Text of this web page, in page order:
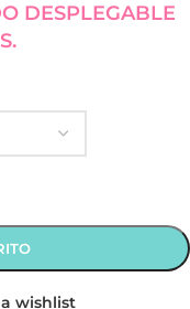
DESPLEGABLE
wishlist